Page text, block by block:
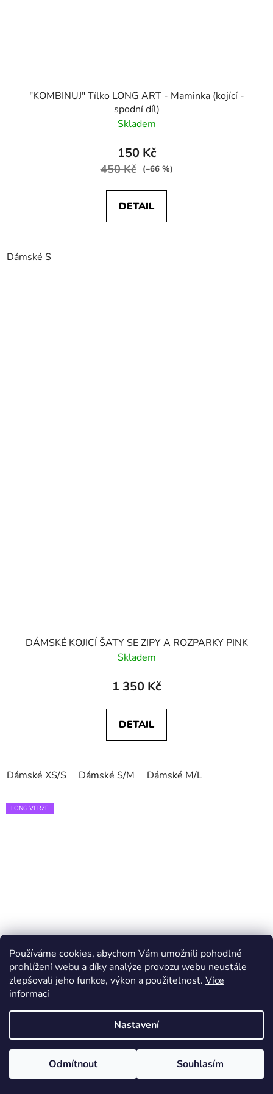
Používáme cookies, abychom Vám umožnili pohodlné
prohlížení webu a díky analýze provozu webu neustále
zlepšovali jeho funkce, výkon a použitelnost. Více
informací
Nastavení
Odmítnout Souhlasím
"KOMBINUJ" Tílko LONG ART - Maminka (kojící -
spodní díl)
Skladem
150 Kč
450 Kč (–66 %)
DETAIL
Dámské S
DÁMSKÉ KOJICÍ ŠATY SE ZIPY A ROZPARKY PINK
Skladem
1 350 Kč
DETAIL
Dámské XS/S Dámské S/M Dámské M/L
LONG VERZE